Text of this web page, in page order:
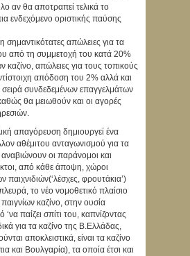
αν θα αποτραπεί τελικά το
ενδεχόμενο οριστικής παύσης
σημαντικότατες απώλειες για τα
από τη συμμετοχή του κατά 20%
καζίνο, απώλειες για τους τοπικούς
απόδοση του 2% αλλά και
συνδεδεμένων επαγγελμάτων
θα μειωθούν και οι αγορές
απαγόρευση δημιουργεί ένα
αθέμιτου ανταγωνισμού για τα
οι παράνομοι και
από κάθε άποψη, χώροι
παιχνιδιών(‘λέσχες, φρουτάκια’)
το νέο νομοθετικό πλαίσιο
καζίνο, στην ουσία
‘να παίζει σπίτι του, καπνίζοντας
για τα καζίνο της Β.Ελλάδας,
αποκλειστικά, είναι τα καζίνο
και Βουλγαρία), τα οποία έτσι και